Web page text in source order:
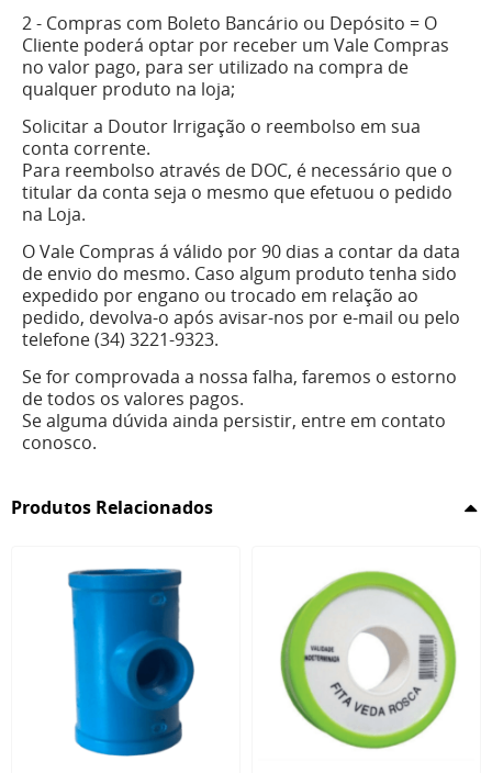
2 - Compras com Boleto Bancário ou Depósito = O
Cliente poderá optar por receber um Vale Compras
no valor pago, para ser utilizado na compra de
qualquer produto na loja;
Solicitar a Doutor Irrigação o reembolso em sua
conta corrente.
Para reembolso através de DOC, é necessário que o
titular da conta seja o mesmo que efetuou o pedido
na Loja.
O Vale Compras á válido por 90 dias a contar da data
de envio do mesmo. Caso algum produto tenha sido
expedido por engano ou trocado em relação ao
pedido, devolva-o após avisar-nos por e-mail ou pelo
telefone (34) 3221-9323.
Se for comprovada a nossa falha, faremos o estorno
de todos os valores pagos.
Se alguma dúvida ainda persistir, entre em contato
conosco.
Produtos Relacionados